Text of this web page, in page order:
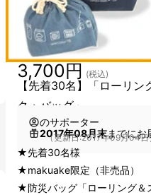
【先着30名】「ローリン
ク・バッグ」
3,700円 (税込)
のサポーター
2017年08月末までにお
（更新日:2017年09月04日
★先着30名様
★makuake限定（非売品）
★防災バッグ「ローリング＆